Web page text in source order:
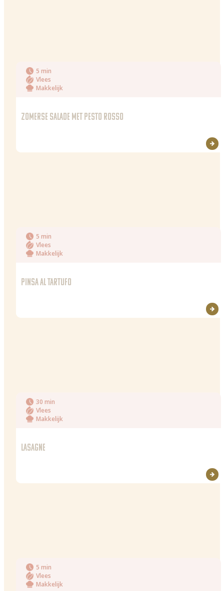
5 min
Vlees
Makkelijk
ZOMERSE SALADE MET PESTO ROSSO
5 min
Vlees
Makkelijk
PINSA AL TARTUFO
30 min
Vlees
Makkelijk
LASAGNE
5 min
Vlees
Makkelijk